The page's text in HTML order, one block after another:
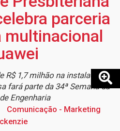
parceria
1,7 milhão na instalação de
fará parte da 34ª Semana da
Engenharia
Comunicação - Marketing